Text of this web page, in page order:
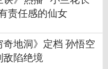
责任感的仙女
奇地洞》定档 孙悟空
敌陷绝境